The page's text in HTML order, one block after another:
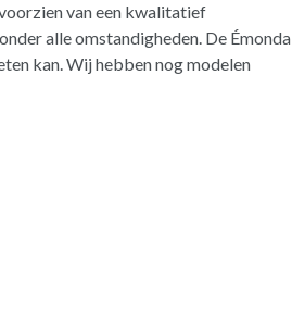
van een kwalitatief
alle omstandigheden. De Émonda
kan. Wij hebben nog modelen